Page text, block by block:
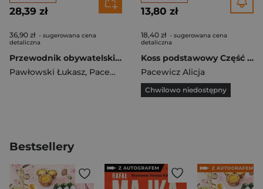
28,39 zł
36,90 zł - sugerowana cena
detaliczna
Przewodnik obywatelski Część 1 Wiedza o społeczeństwie Zakres podstawowy Liceum i technikum
Pawłowski Łukasz, Pacewicz Alicja
13,80 zł
18,40 zł - sugerowana cena
detaliczna
Koss podstawowy Część 1 Wiedza o społeczeńśtwie w gimnazjum
Pacewicz Alicja
Chwilowo niedostępny
Bestsellery